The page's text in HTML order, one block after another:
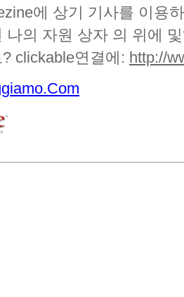
에 상기 기사를 이용
나의 자원 상자 의 위에
clickable연결에: http://